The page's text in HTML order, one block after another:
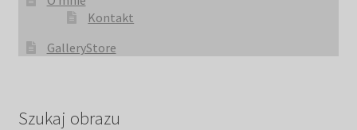
Kontakt
GalleryStore
Szukaj obrazu